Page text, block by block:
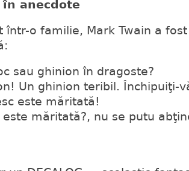
anecdote
într-o familie, Mark Twain a
sau ghinion în dragoste?
Un ghinion teribil. Închipuiţi-
este măritată!
este măritată?, nu se putu